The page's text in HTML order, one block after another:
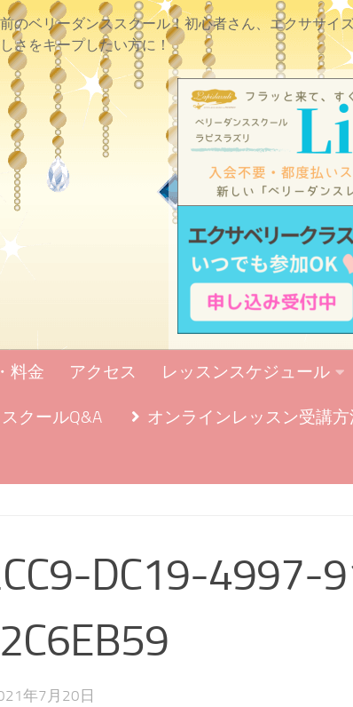
のベリーダンススクール！初心者さん、エクササイ
さをキープしたい方に！
料金 アクセス レッスンスケジュール
スクールQ&A オンラインレッスン受講
DC19-4997-
年7月20日